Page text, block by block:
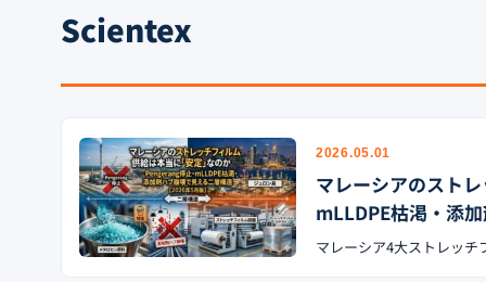
Scientex
2026.05.01
マレーシアのスト
mLLDPE枯渇・添
マレーシア4大ストレッ